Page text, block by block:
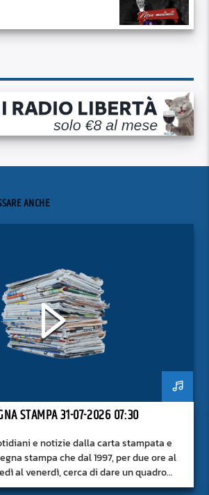
ANCHE
STAMPA 31-07-2026 07:30
e notizie dalla carta stampata e
stampa che dal 1997, per due ore al
al venerdì, cerca di dare un quadro
notizie del giorno, senza fermarsi alla